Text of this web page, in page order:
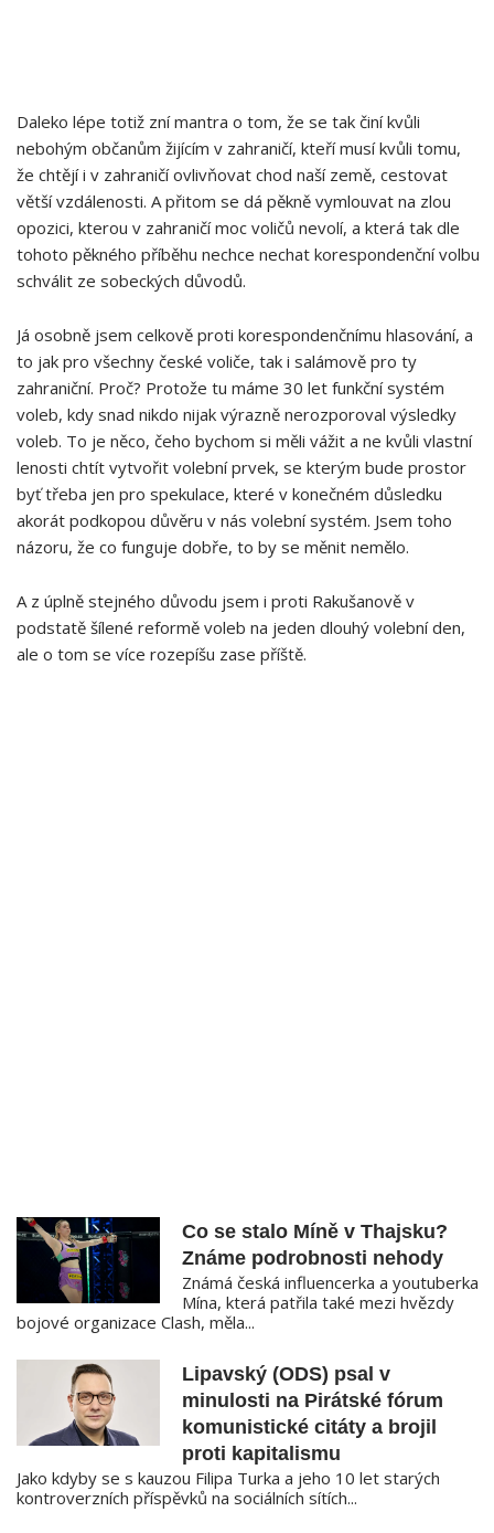
Daleko lépe totiž zní mantra o tom, že se tak činí kvůli
nebohým občanům žijícím v zahraničí, kteří musí kvůli tomu,
že chtějí i v zahraničí ovlivňovat chod naší země, cestovat
větší vzdálenosti. A přitom se dá pěkně vymlouvat na zlou
opozici, kterou v zahraničí moc voličů nevolí, a která tak dle
tohoto pěkného příběhu nechce nechat korespondenční volbu
schválit ze sobeckých důvodů.
Já osobně jsem celkově proti korespondenčnímu hlasování, a
to jak pro všechny české voliče, tak i salámově pro ty
zahraniční. Proč? Protože tu máme 30 let funkční systém
voleb, kdy snad nikdo nijak výrazně nerozporoval výsledky
voleb. To je něco, čeho bychom si měli vážit a ne kvůli vlastní
lenosti chtít vytvořit volební prvek, se kterým bude prostor
byť třeba jen pro spekulace, které v konečném důsledku
akorát podkopou důvěru v nás volební systém. Jsem toho
názoru, že co funguje dobře, to by se měnit nemělo.
A z úplně stejného důvodu jsem i proti Rakušanově v
podstatě šílené reformě voleb na jeden dlouhý volební den,
ale o tom se více rozepíšu zase příště.
Co se stalo Míně v Thajsku?
Známe podrobnosti nehody
Známá česká influencerka a youtuberka
Mína, která patřila také mezi hvězdy
bojové organizace Clash, měla...
Lipavský (ODS) psal v
minulosti na Pirátské fórum
komunistické citáty a brojil
proti kapitalismu
Jako kdyby se s kauzou Filipa Turka a jeho 10 let starých
kontroverzních příspěvků na sociálních sítích...